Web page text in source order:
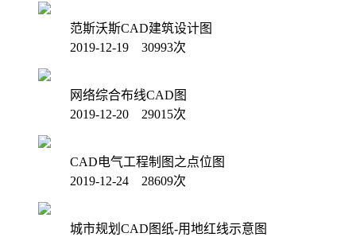
范斯沃斯CAD建筑设计图
2019-12-19 30993次
网络综合布线CAD图
2019-12-20 29015次
CAD电气工程制图之点位图
2019-12-24 28609次
城市规划CAD图纸-用地红线示意图